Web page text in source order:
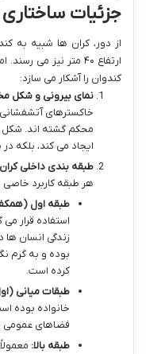
جزئیات
از دور، کران ها شبیه به
ارتفاع ۴۰ متر نیز
کندوان را آشکار می سازد:
نمای بیرونی و شکل
خاکسترهای
محکم گشته اند. شکل
ایجاد می کند، بلکه
طبقه بندی داخلی
هر طبقه کاربرد
طبقه اول
استفاده قرار
زندگی انسان ها
بوده و به گرم
کرده است.
طبقات میانی
خانواده بوده
فضاهای عمومی
طبقه بالا: